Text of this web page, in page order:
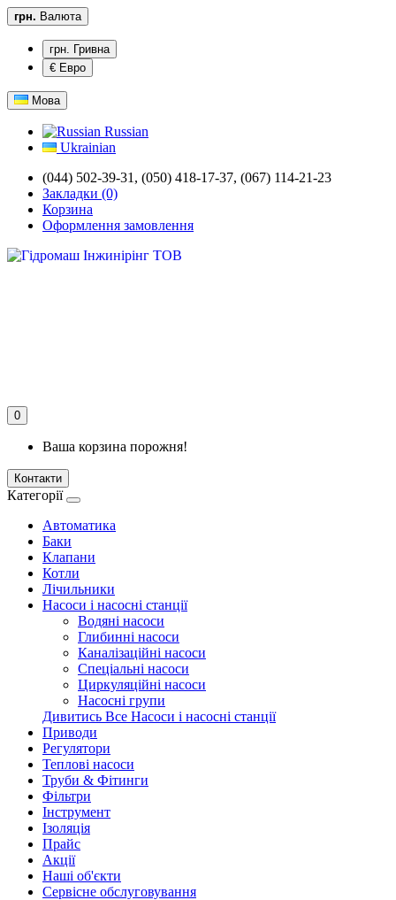
грн. Валюта
грн. Гривна
€ Евро
Мова
Russian
Ukrainian
(044) 502-39-31, (050) 418-17-37, (067) 114-21-23
Закладки (0)
Корзина
Оформлення замовлення
0
Ваша корзина порожня!
Контакти
Категорії
Автоматика
Баки
Клапани
Котли
Лічильники
Насоси і насосні станції
Водяні насоси
Глибинні насоси
Каналізаційні насоси
Спеціальні насоси
Циркуляційні насоси
Насосні групи
Дивитись Все Насоси і насосні станції
Приводи
Регулятори
Теплові насоси
Труби & Фітинги
Фільтри
Інструмент
Ізоляція
Прайс
Акції
Наші об'єкти
Сервісне обслуговування